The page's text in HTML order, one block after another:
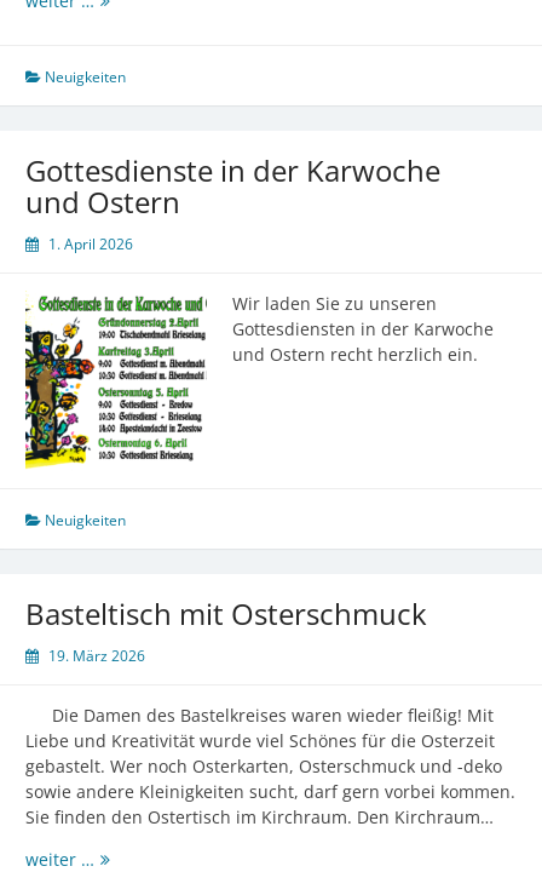
Neuigkeiten
Gottesdienste in der Karwoche
und Ostern
1. April 2026
Wir laden Sie zu unseren
Gottesdiensten in der Karwoche
und Ostern recht herzlich ein.
Neuigkeiten
Basteltisch mit Osterschmuck
19. März 2026
Die Damen des Bastelkreises waren wieder fleißig! Mit
Liebe und Kreativität wurde viel Schönes für die Osterzeit
gebastelt. Wer noch Osterkarten, Osterschmuck und -deko
sowie andere Kleinigkeiten sucht, darf gern vorbei kommen.
Sie finden den Ostertisch im Kirchraum. Den Kirchraum…
weiter … Basteltisch